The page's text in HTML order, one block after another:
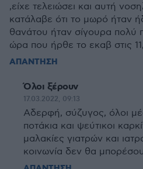
,είχε τελειώσει και αυτή
κατάλαβε ότι το μωρό ήταν
θανάτου ήταν σίγουρα πολύ
ώρα που ήρθε το εκαβ στις
ΑΠΑΝΤΗΣΗ
Όλοι ξέρουν
17.03.2022, 09:13
Αδερφή, σύζυγος, όλοι
ποτάκια και ψεύτικοι
μαλακίες γιατρών και
κοινωνία δεν θα